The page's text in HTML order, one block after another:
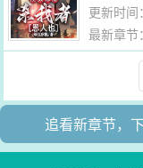
更新时
最新章节
追看新章节，